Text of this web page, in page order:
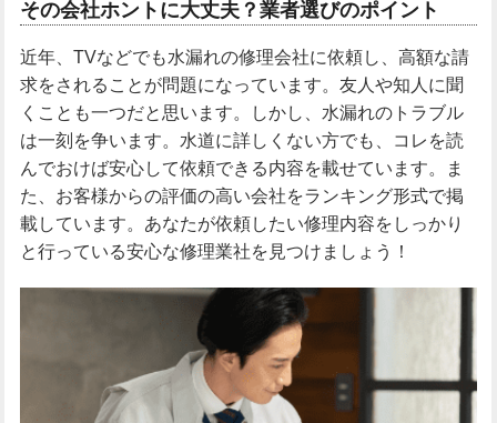
その会社ホントに大丈夫？業者選びのポイント
近年、TVなどでも水漏れの修理会社に依頼し、高額な請
求をされることが問題になっています。友人や知人に聞
くことも一つだと思います。しかし、水漏れのトラブル
は一刻を争います。水道に詳しくない方でも、コレを読
んでおけば安心して依頼できる内容を載せています。ま
た、お客様からの評価の高い会社をランキング形式で掲
載しています。あなたが依頼したい修理内容をしっかり
と行っている安心な修理業社を見つけましょう！